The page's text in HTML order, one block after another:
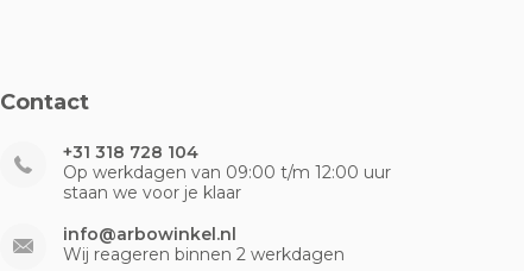
Contact
+31 318 728 104
Op werkdagen van 09:00 t/m 12:00 uur
staan we voor je klaar
info@arbowinkel.nl
Wij reageren binnen 2 werkdagen